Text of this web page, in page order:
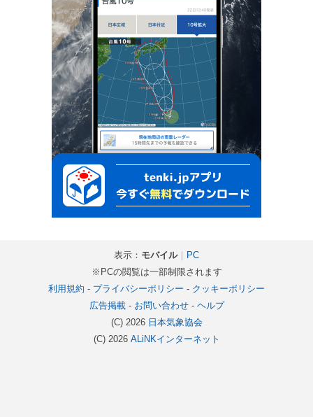
表示： モバイル｜
PC
※PCの閲覧は一部制限されます
利用規約 - プライバシーポリシー - クッキーポリシー
広告掲載- お問い合わせ- ヘルプ
(C) 2026 日本気象協会
(C) 2026 ALiNKインターネット